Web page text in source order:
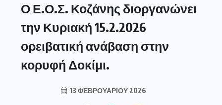
Ο Ε.Ο.Σ. Κοζάνης διοργανώνει
την Κυριακή 15.2.2026
ορειβατική ανάβαση στην
κορυφή Δοκίμι.
13 ΦΕΒΡΟΥΑΡΊΟΥ 2026